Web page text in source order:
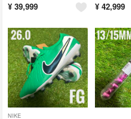
¥ 39,999 ¥ 42,999
NIKE